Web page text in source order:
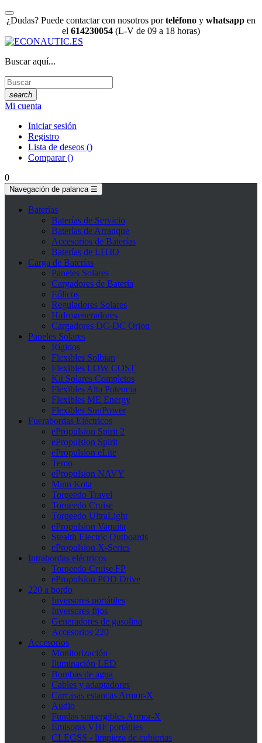
¿Dudas? Puede contactar con nosotros porteléfono y whatsapp en
el 614230054 (L-V de 09 a 18 horas)
Buscar aquí...
search
Mi cuenta
Iniciar sesión
Registro
Lista de deseos ()
Comparar()
0
Navegación de palanca ☰
Baterías
Baterías de Servicio
Baterías de Arranque
Accesorios de Baterías
Baterías de LITIO
Carga de Baterías
Paneles Solares
Cargadores de Batería
Eólicos
Reguladores Solares
Hidrogeneradores
Cargadores DC-DC Orion
Paneles Solares
Rígidos
Flexibles Solbian
Flexibles LOW COST
Kit Solares Completos
Flexibles Alta Potencia
Flexibles ME Energy
Flexibles SunPower
Fuerabordas Eléctricos
ePropulsion Spirit 2
ePropulsion Spirit
ePropulsion eLite
Temo
ePropulsion NAVY
Minn Kota
Torqeedo Travel
Torqeedo Cruise
Torqeedo UltraLight
ePropulsion Vaquita
Stealth Electric Outboards
ePropulsion X-Series
Intrabordas eléctricos
Torqeedo Cruise FP
ePropulsion POD Drive
220 a bordo
Inversores portátiles
Inversores fijos
Generadores de gasolina
Accesorios 220
Accesorios
Monitorización
Iluminación LED
Bombas de agua
Cables y adaptadores
Carcasas estancas Armor-X
Audio
Fundas sumergibles Armor-X
Emisoras VHF portátiles
CLEGSS - limpieza de cubiertas